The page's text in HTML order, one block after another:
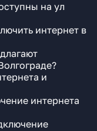
на ул
интернет в
и
интернета